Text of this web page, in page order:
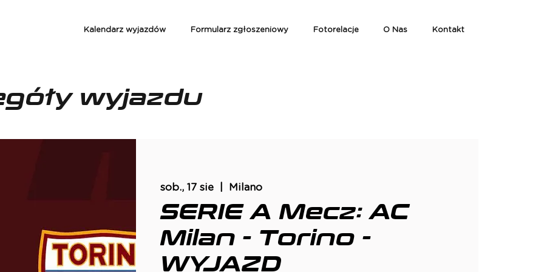
Kalendarz wyjazdów Formularz zgłoszeniowy Fotorelacje O Nas Kontakt
wyjazdu
sob., 17 sie Milano
SERIE A Mecz: AC
Milan - Torino -
WYJAZD